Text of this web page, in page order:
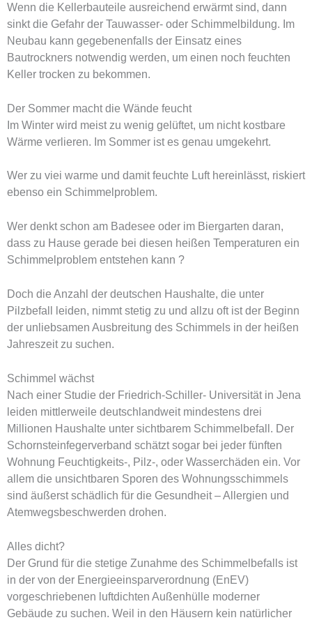
Wenn die Kellerbauteile ausreichend erwärmt sind, dann
sinkt die Gefahr der Tauwasser- oder Schimmelbildung. Im
Neubau kann gegebenenfalls der Einsatz eines
Bautrockners notwendig werden, um einen noch feuchten
Keller trocken zu bekommen.
Der Sommer macht die Wände feucht
Im Winter wird meist zu wenig gelüftet, um nicht kostbare
Wärme verlieren. Im Sommer ist es genau umgekehrt.
Wer zu viei warme und damit feuchte Luft hereinlässt, riskiert
ebenso ein Schimmelproblem.
Wer denkt schon am Badesee oder im Biergarten daran,
dass zu Hause gerade bei diesen heißen Temperaturen ein
Schimmelproblem entstehen kann ?
Doch die Anzahl der deutschen Haushalte, die unter
Pilzbefall leiden, nimmt stetig zu und allzu oft ist der Beginn
der unliebsamen Ausbreitung des Schimmels in der heißen
Jahreszeit zu suchen.
Schimmel wächst
Nach einer Studie der Friedrich-Schiller- Universität in Jena
leiden mittlerweile deutschlandweit mindestens drei
Millionen Haushalte unter sichtbarem Schimmelbefall. Der
Schornsteinfegerverband schätzt sogar bei jeder fünften
Wohnung Feuchtigkeits-, Pilz-, oder Wasserchäden ein. Vor
allem die unsichtbaren Sporen des Wohnungsschimmels
sind äußerst schädlich für die Gesundheit – Allergien und
Atemwegsbeschwerden drohen.
Alles dicht?
Der Grund für die stetige Zunahme des Schimmelbefalls ist
in der von der Energieeinsparverordnung (EnEV)
vorgeschriebenen luftdichten Außenhülle moderner
Gebäude zu suchen. Weil in den Häusern kein natürlicher